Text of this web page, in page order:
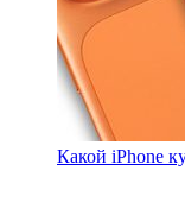
Какой iPhone